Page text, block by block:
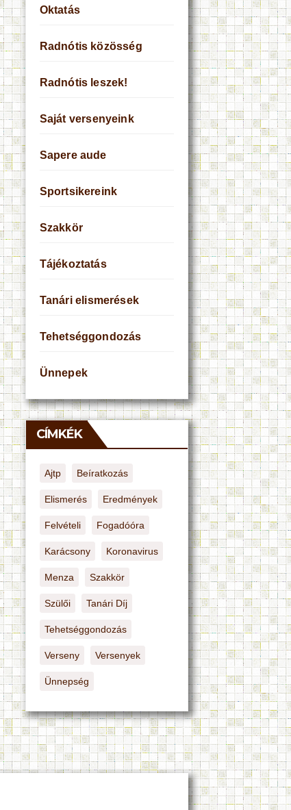
Oktatás
Radnótis közösség
Radnótis leszek!
Saját versenyeink
Sapere aude
Sportsikereink
Szakkör
Tájékoztatás
Tanári elismerések
Tehetséggondozás
Ünnepek
CÍMKÉK
Ajtp Beíratkozás
Elismerés Eredmények
Felvételi Fogadóóra
Karácsony Koronavirus
Menza Szakkör
Szülői Tanári Díj
Tehetséggondozás
Verseny Versenyek
Ünnepség